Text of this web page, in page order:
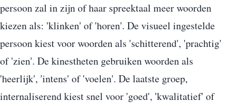
persoon zal in zijn of haar spreektaal meer woorden
kiezen als: 'klinken' of 'horen'. De visueel ingestelde
persoon kiest voor woorden als 'schitterend', 'prachtig'
of 'zien'. De kinestheten gebruiken woorden als
'heerlijk', 'intens' of 'voelen'. De laatste groep,
internaliserend kiest snel voor 'goed', 'kwalitatief' of